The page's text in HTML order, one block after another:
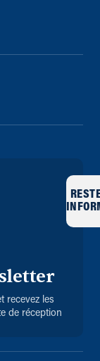
recevez les
de réception